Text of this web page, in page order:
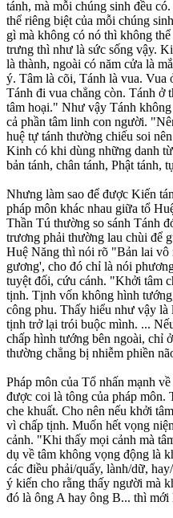
tánh, mà mỗi chúng sinh đều
thể riêng biệt của mỗi chúng
gì mà không có nó thì không
trưng thì như là sức sống vậy.
là thành, ngoài có năm cửa là
ý. Tâm là cõi, Tánh là vua. Vua
Tánh đi vua chẳng còn. Tánh ở
tâm hoại." Như vậy Tánh
cả phần tâm linh con người.
huệ tự tánh thường chiếu soi
Kinh có khi dùng những danh
bản tánh, chân tánh, Phật tánh,
Nhưng làm sao để được Kiến
pháp môn khác nhau giữa tổ
Thần Tú thường so sánh Tánh
trương phải thường lau chùi để
Huệ Năng thì nói rõ "Bản lai vô
gương', cho đó chỉ là nói
tuyệt đối, cứu cánh. "Khởi tâm
tịnh. Tịnh vốn không hình
công phu. Thấy hiểu như vậy là
tịnh trở lại trói buộc mình. ...
chấp hình tướng bên ngoài, chỉ
thường chẳng bị nhiễm phiền
Pháp môn của Tổ nhấn mạnh
được coi là tông của pháp
che khuất. Cho nên nếu khởi
vì chấp tịnh. Muốn hết vọng
cảnh. "Khi thấy mọi cảnh mà
dụ về tâm không vọng động là
các điều phải/quấy, lành/dữ,
ý kiến cho rằng thấy người mà
đó là ông A hay ông B... thì mới